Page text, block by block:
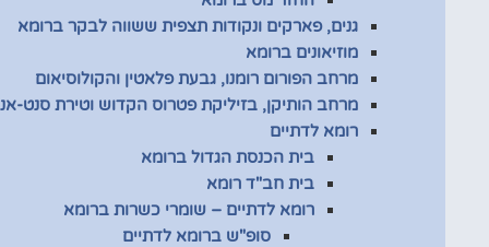
גנים, פארקים ונקודות תצפית ששווה לבקר ברומא
מוזיאונים ברומא
מרחב הפורום רומנו, גבעת פלאטין והקולוסיאום
מרחב הותיקן, בזיליקת פטרוס הקדוש וטירת סנט-
רומא לדתיים
בית הכנסת הגדול ברומא
בית חב"ד רומא
רומא לדתיים – שומרי כשרות ברומא
סופ"ש ברומא לדתיים